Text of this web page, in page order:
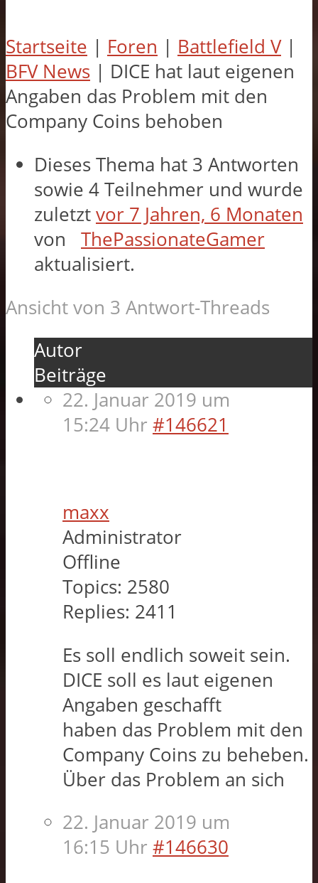
Startseite | Foren | Battlefield V |
BFV News | DICE hat laut eigenen
Angaben das Problem mit den
Company Coins behoben
Dieses Thema hat 3 Antworten
sowie 4 Teilnehmer und wurde
zuletzt vor 7 Jahren, 6 Monaten
von
ThePassionateGamer
aktualisiert.
Ansicht von 3 Antwort-Threads
Autor
Beiträge
22. Januar 2019 um
15:24 Uhr #146621
maxx
Administrator
Offline
Topics: 2580
Replies: 2411
Es soll endlich soweit sein.
DICE soll es laut eigenen
Angaben geschafft
haben das Problem mit den
Company Coins zu beheben.
Über das Problem an sich
22. Januar 2019 um
16:15 Uhr #146630